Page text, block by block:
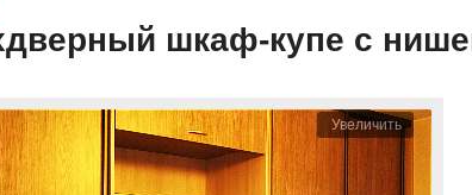
шкаф-купе с
Увеличить